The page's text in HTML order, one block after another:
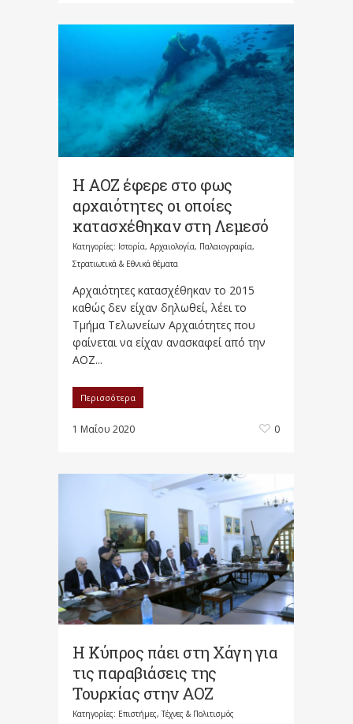
Η ΑΟΖ έφερε στο φως
αρχαιότητες οι οποίες
κατασχέθηκαν στη Λεμεσό
Κατηγορίες: Ιστορία, Αρχαιολογία, Παλαιογραφία,
Στρατιωτικά & Εθνικά θέματα
Αρχαιότητες κατασχέθηκαν το 2015
καθώς δεν είχαν δηλωθεί, λέει το
Τμήμα Τελωνείων Αρχαιότητες που
φαίνεται να είχαν ανασκαφεί από την
ΑΟΖ...
Περισσότερα
1 Μαΐου 2020 0
Η Κύπρος πάει στη Χάγη για
τις παραβιάσεις της
Τουρκίας στην ΑΟΖ
Κατηγορίες: Επιστήμες, Τέχνες & Πολιτισμός